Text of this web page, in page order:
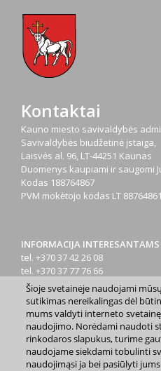
Kontaktai
Kauno miesto savivaldybės
Savivaldybės biudžetinė įstaiga,
Laisvės al. 96, LT-44251 Kaunas
Duomenys kaupiami ir saugomi
Kodas 188764867
PVM mokėtojo kodas LT
INFORMACIJA
tel. +370 37 42 26 08
tel. +370 37 77 76 66
tel. +370 660 07000
el. p.info@kaunas.lt
Šioje svetainėje naudojami
sutikimas nereikalingas dėl
mums valdyti interneto
naudojimo. Norėdami naudoti
rinkodaros slapukus, turime
naudojame siekdami tobulinti
naudojimąsi ja bei pasiūlyti